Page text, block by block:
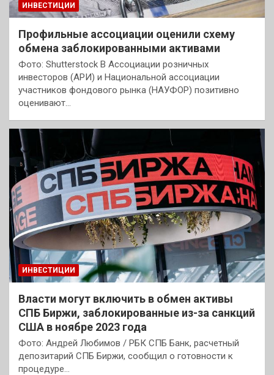
ИНВЕСТИЦИИ
Профильные ассоциации оценили схему
обмена заблокированными активами
Фото: Shutterstock В Ассоциации розничных
инвесторов (АРИ) и Национальной ассоциации
участников фондового рынка (НАУФОР) позитивно
оценивают…
ИНВЕСТИЦИИ
Власти могут включить в обмен активы
СПБ Биржи, заблокированные из-за санкций
США в ноябре 2023 года
Фото: Андрей Любимов / РБК СПБ Банк, расчетный
депозитарий СПБ Биржи, сообщил о готовности к
процедуре…